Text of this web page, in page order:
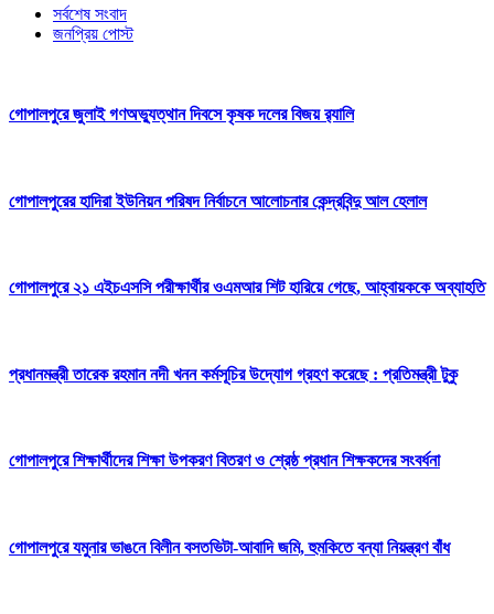
সর্বশেষ সংবাদ
জনপ্রিয় পোস্ট
গোপালপুরে জুলাই গণঅভ্যুত্থান দিবসে কৃষক দলের বিজয় র‍্যালি
গোপালপুরের হাদিরা ইউনিয়ন পরিষদ নির্বাচনে আলোচনার কেন্দ্রবিন্দু আল হেলাল
গোপালপুরে ২১ এইচএসসি পরীক্ষার্থীর ওএমআর শিট হারিয়ে গেছে, আহ্বায়ককে অব্যাহতি
প্রধানমন্ত্রী তারেক রহমান নদী খনন কর্মসূচির উদ্যোগ গ্রহণ করেছে : প্রতিমন্ত্রী টুকু
গোপালপুরে শিক্ষার্থীদের শিক্ষা উপকরণ বিতরণ ও শ্রেষ্ঠ প্রধান শিক্ষকদের সংবর্ধনা
গোপালপুরে যমুনার ভাঙনে বিলীন বসতভিটা-আবাদি জমি, হুমকিতে বন্যা নিয়ন্ত্রণ বাঁধ